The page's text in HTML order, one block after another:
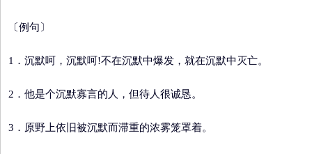
〔例句〕
1．沉默呵，沉默呵!不在沉默中爆发，就在沉默中灭亡。
2．他是个沉默寡言的人，但待人很诚恳。
3．原野上依旧被沉默而滞重的浓雾笼罩着。